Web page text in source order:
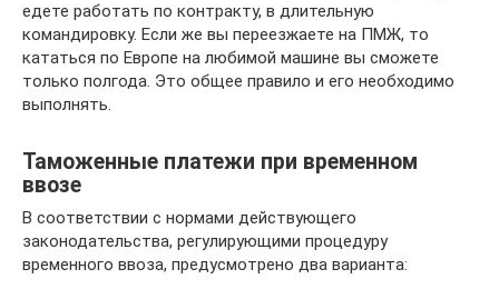
едете работать по контракту, в длительную
командировку. Если же вы переезжаете на ПМЖ, то
кататься по Европе на любимой машине вы сможете
только полгода. Это общее правило и его необходимо
выполнять.
Таможенные платежи при временном
ввозе
В соответствии с нормами действующего
законодательства, регулирующими процедуру
временного ввоза, предусмотрено два варианта: